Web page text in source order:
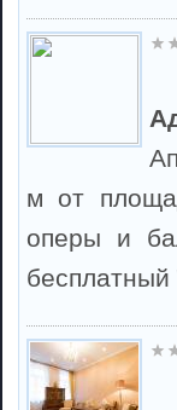
м от
оперы и
бесплатный